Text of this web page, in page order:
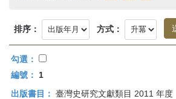
首
頁
排序： 方式：
勾選：
編號：
1
出版書目： 臺灣史研究文獻類目 2011 年度